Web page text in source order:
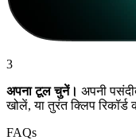
3
अपना टूल चुनें। अपनी
खोलें, या तुरंत क्लिप रिकॉर्ड
FAQs